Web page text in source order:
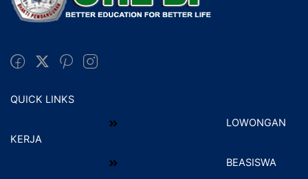
QUICK LINKS
LOWONGAN
KERJA
BEASISWA